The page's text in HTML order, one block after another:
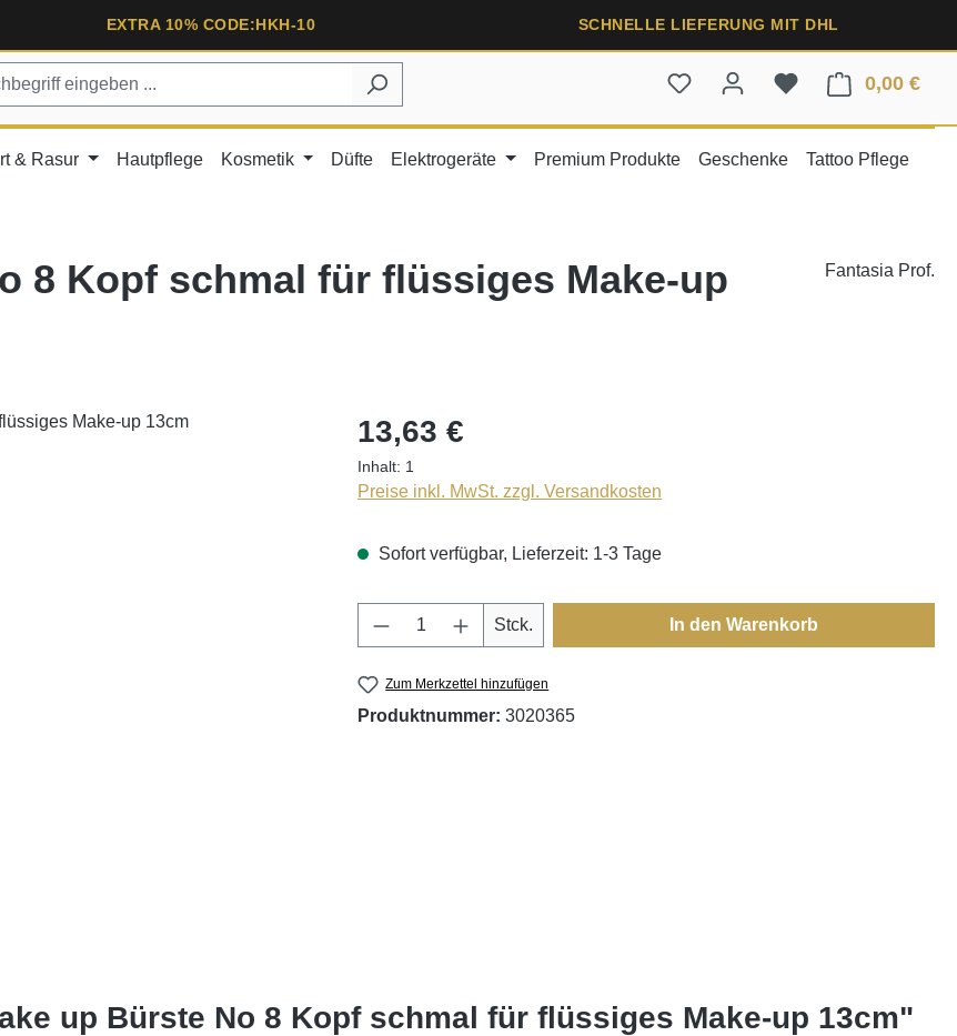
EXTRA 10% CODE:HKH-10 SCHNELLE LIEFERUNG MIT DHL
0,00 €
& Rasur Hautpflege Kosmetik Düfte Elektrogeräte Premium Produkte Geschenke Tattoo Pflege
8 Kopf schmal für flüssiges Make-up
Fantasia Prof.
13,63 €
Inhalt: 1
Preise inkl. MwSt. zzgl. Versandkosten
Sofort verfügbar, Lieferzeit: 1-3 Tage
Produkt Anzahl: Gib den gewünschten Wert ein
Stck. In den Warenkorb
Zum Merkzettel hinzufügen
Produktnummer: 3020365
up Bürste No 8 Kopf schmal für flüssiges Make-up 13cm"